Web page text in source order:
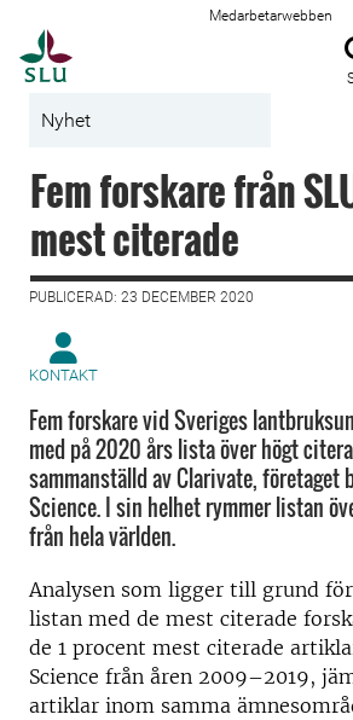
Medarbetarwebben
Nyhet
Fem forskare från
mest citerade
PUBLICERAD: 23 DECEMBER 2020
KONTAKT
Fem forskare vid Sveriges
med på 2020 års lista över högt
sammanställd av Clarivate, företaget
Science. I sin helhet rymmer listan
från hela världen.
Analysen som ligger till grund
listan med de mest citerade
de 1 procent mest citerade
Science från åren 2009–2019,
artiklar inom samma